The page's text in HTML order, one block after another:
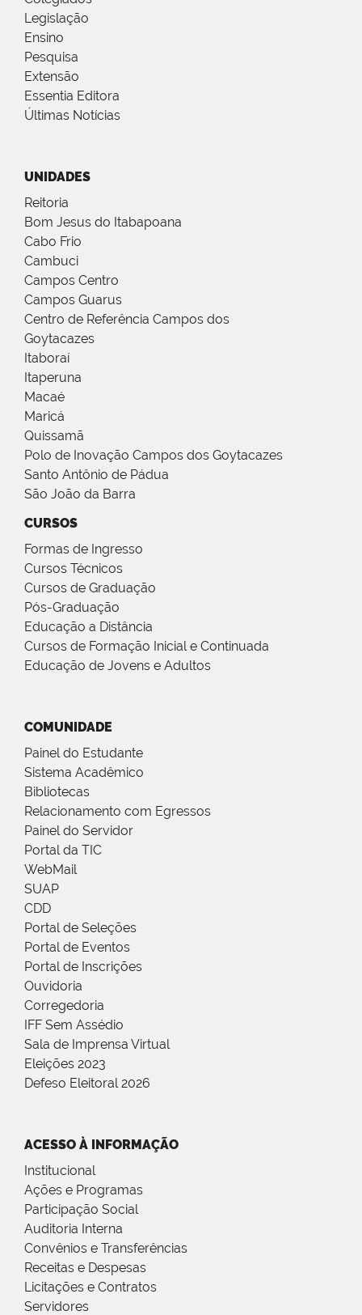
Legislação
Ensino
Pesquisa
Extensão
Essentia Editora
Últimas Notícias
UNIDADES
Reitoria
Bom Jesus do Itabapoana
Cabo Frio
Cambuci
Campos Centro
Campos Guarus
Centro de Referência Campos dos
Goytacazes
Itaboraí
Itaperuna
Macaé
Maricá
Quissamã
Polo de Inovação Campos dos Goytacazes
Santo Antônio de Pádua
São João da Barra
CURSOS
Formas de Ingresso
Cursos Técnicos
Cursos de Graduação
Pós-Graduação
Educação a Distância
Cursos de Formação Inicial e Continuada
Educação de Jovens e Adultos
COMUNIDADE
Painel do Estudante
Sistema Acadêmico
Bibliotecas
Relacionamento com Egressos
Painel do Servidor
Portal da TIC
WebMail
SUAP
CDD
Portal de Seleções
Portal de Eventos
Portal de Inscrições
Ouvidoria
Corregedoria
IFF Sem Assédio
Sala de Imprensa Virtual
Eleições 2023
Defeso Eleitoral 2026
ACESSO À INFORMAÇÃO
Institucional
Ações e Programas
Participação Social
Auditoria Interna
Convênios e Transferências
Receitas e Despesas
Licitações e Contratos
Servidores